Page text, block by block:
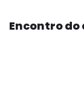
Encontro do